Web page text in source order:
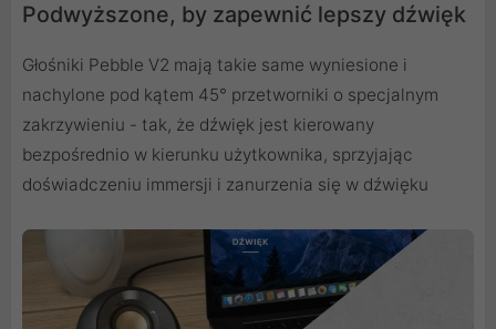
Podwyższone, by zapewnić lepszy dźwięk
Głośniki Pebble V2 mają takie same wyniesione i
nachylone pod kątem 45° przetworniki o specjalnym
zakrzywieniu - tak, że dźwięk jest kierowany
bezpośrednio w kierunku użytkownika, sprzyjając
doświadczeniu immersji i zanurzenia się w dźwięku